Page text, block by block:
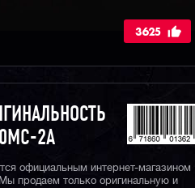
3625
2A
официальным интернет-магазином
продаем только оригинальную и